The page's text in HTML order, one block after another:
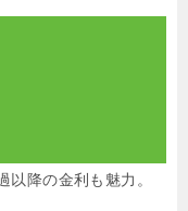
以降の金利も魅力。